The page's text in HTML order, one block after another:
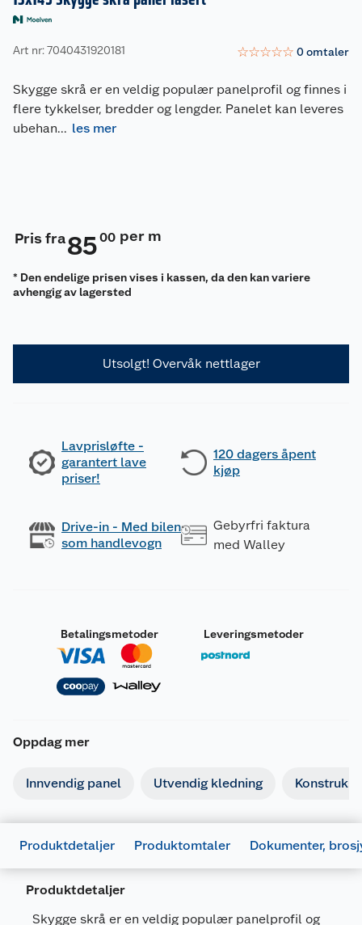
Art nr: 7040431920181 ☆☆☆☆☆ 0omtaler
Skygge skrå er en veldig populær panelprofil og finnes i
flere tykkelser, bredder og lengder. Panelet kan leveres
ubehan... les mer
Pris fra8500 per m
* Den endelige prisen vises i kassen, da den kan variere
avhengig av lagersted
Utsolgt! Overvåk nettlager
Lavprisløfte -
garantert lave
priser!
120 dagers åpent
kjøp
Drive-in - Med bilen
som handlevogn
Gebyrfri faktura
med Walley
Betalingsmetoder Leveringsmetoder
Oppdag mer
Innvendig panel Utvendig kledning
Produktdetaljer Produktomtaler Dokumenter,
Produktdetaljer
Skygge skrå er en veldig populær panelprofil og
Dokumentasjon
Last ned / vis datablad
Brosjyrer